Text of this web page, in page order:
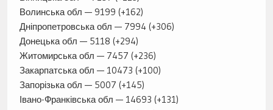
Волинська обл — 9199 (+162)
Дніпропетровська обл — 7994 (+306)
Донецька обл — 5118 (+294)
Житомирська обл — 7457 (+236)
Закарпатська обл — 10473 (+100)
Запорізька обл — 5007 (+145)
Івано-Франківська обл — 14693 (+131)